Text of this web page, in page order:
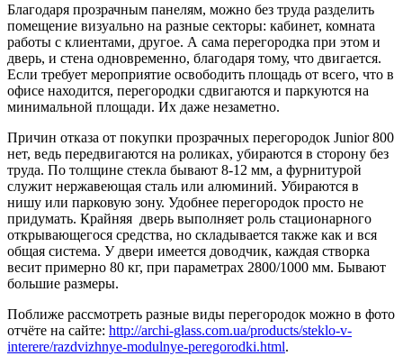
Благодаря прозрачным панелям, можно без труда разделить
помещение визуально на разные секторы: кабинет, комната
работы с клиентами, другое. А сама перегородка при этом и
дверь, и стена одновременно, благодаря тому, что двигается.
Если требует мероприятие освободить площадь от всего, что в
офисе находится, перегородки сдвигаются и паркуются на
минимальной площади. Их даже незаметно.
Причин отказа от покупки прозрачных перегородок Junior 800
нет, ведь передвигаются на роликах, убираются в сторону без
труда. По толщине стекла бывают 8-12 мм, а фурнитурой
служит нержавеющая сталь или алюминий. Убираются в
нишу или парковую зону. Удобнее перегородок просто не
придумать. Крайняя дверь выполняет роль стационарного
открывающегося средства, но складывается также как и вся
общая система. У двери имеется доводчик, каждая створка
весит примерно 80 кг, при параметрах 2800/1000 мм. Бывают
большие размеры.
Поближе рассмотреть разные виды перегородок можно в фото
отчёте на сайте: http://archi-glass.com.ua/products/steklo-v-
interere/razdvizhnye-modulnye-peregorodki.html.